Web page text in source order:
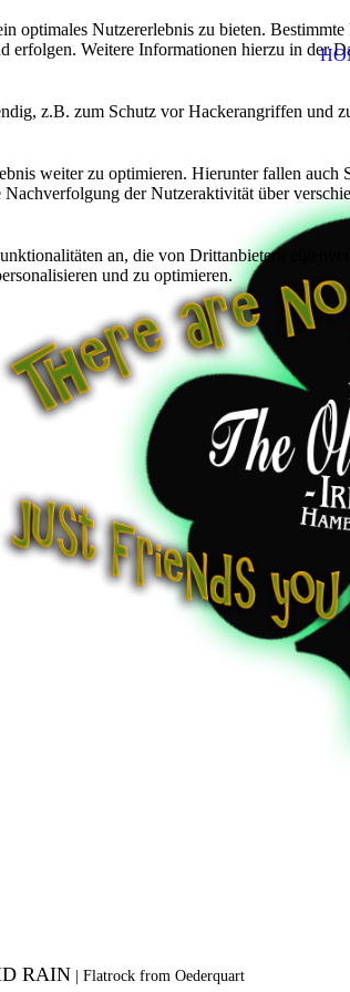
RAIN |Flatrock from Oederquart
optimales Nutzererlebnis zu bieten.
erfolgen. Weitere Informationen hierzu in der
z.B. zum Schutz vor Hackerangriffen und
weiter zu optimieren. Hierunter fallen
der Nutzeraktivität über
an, die von Drittanbietern
und zu optimieren.